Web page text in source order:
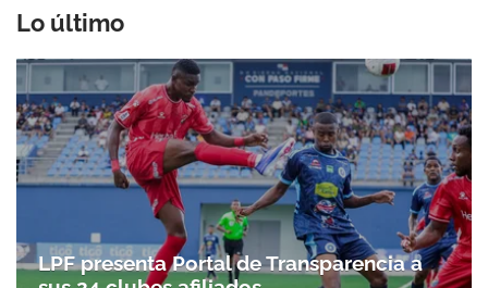
Lo último
LPF presenta Portal de Transparencia a